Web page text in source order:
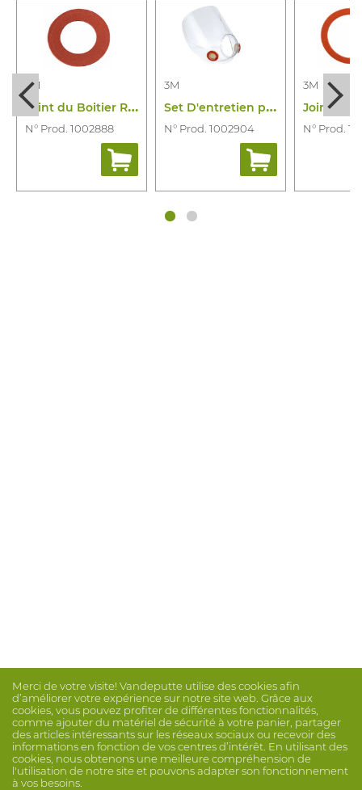
3M
J
oint du Boitier Raccord Serie 6000
N° Prod. 1002888
3M
S
et D'entretien pour Masque Complet
N° Prod. 1002904
3M
N° Prod.
Merci de votre visite! Vandeputte utilise des cookies afin
d’améliorer votre expérience sur notre site web. Grâce aux
cookies, vous pouvez profiter de différentes fonctionnalités,
comme ajouter du matériel de sécurité à votre panier, partager
des articles intéressants sur les réseaux sociaux ou recevoir des
informations en fonction de vos centres d’intérêt. En utilisant des
cookies, nous obtenons une meilleure compréhension de
l'utilisation de notre site et pouvons adapter son fonctionnement
à vos besoins.